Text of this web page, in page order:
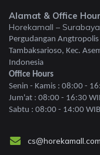
Alamat & Office
Horekamall – Surabaya
Pergudangan
Tambaksarioso, Kec.
Indonesia
Office Hours
Senin - Kamis : 08:00 -
Jum'at : 08:00 - 16:30
Sabtu : 08:00 - 14:00 WIB
cs@horekamall.com